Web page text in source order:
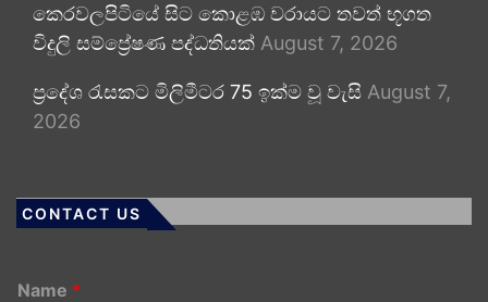
කෙරවලපිටියේ සිට කොළඹ වරායට තවත් භූගත
විදුලි සම්ප්‍රේෂණ පද්ධතියක් August 7, 2026
ප්‍රදේශ රැසකට මිලිමීටර 75 ඉක්ම වූ වැසි August 7,
2026
CONTACT US
Name *